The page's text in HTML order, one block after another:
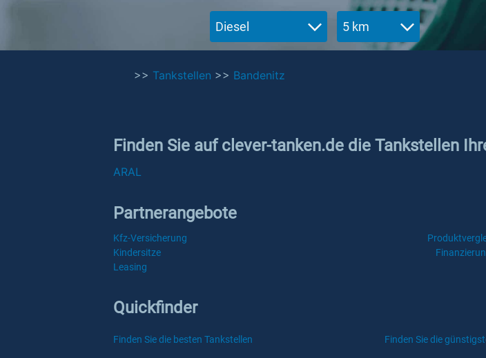
Diesel 5 km
>> Tankstellen >> Bandenitz
Finden Sie auf clever-tanken.de die Tankstellen
ARAL
Partnerangebote
Kfz-Versicherung
Kindersitze
Leasing
Quickfinder
Finden Sie die besten Tankstellen Finden Sie die